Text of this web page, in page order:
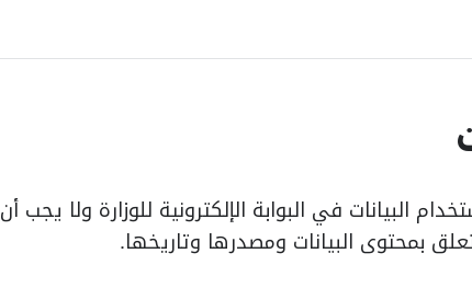
البيانات في البوابة الإلكترونية للوزارة ولا يجب أن
بمحتوى البيانات ومصدرها وتاريخها.